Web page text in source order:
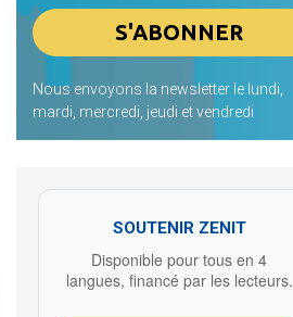
Nous envoyons la newsletter le lundi,
mardi, mercredi, jeudi et vendredi
SOUTENIR ZENIT
Disponible pour tous en 4
langues, financé par les lecteurs.